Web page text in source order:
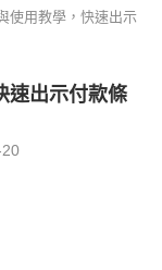
使用教學，快速出示
速出示付款條